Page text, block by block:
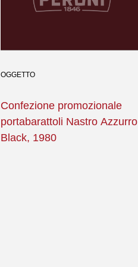
OGGETTO
Confezione promozionale
portabarattoli Nastro Azzurro
Black, 1980